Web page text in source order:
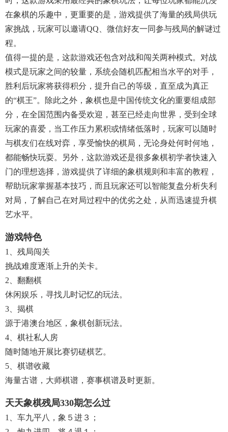
在象棋的乐趣中，更重要的是，游戏提供了海量的残局供玩
家挑战，玩家可以邀请QQ、微信好友一同参与残局的解谜过
程。
值得一提的是，这款游戏还包含对战和闯关两种模式。对战
模式是玩家之间的较量，系统会随机匹配相当水平的对手，
胜利后玩家将获得积分，提升自己的等级，直至成为真正
的“棋王”。除此之外，象棋也是中国传统文化的重要组成部
分，在全国范围内备受欢迎，甚至已经走向世界，受到全球
玩家的喜爱，当工作压力累积或情绪低落时，玩家可以随时
与棋友们在线对弈，享受愉快的棋局，无论身处何时何地，
都能畅快玩耍。另外，这款游戏还是很多象棋初学者快速入
门的理想选择，游戏提供了详细的象棋规则和丰富的教程，
帮助玩家掌握基本技巧，而且玩家还可以智能复盘分析失利
对局，了解自己在对局过程中的优劣之处，从而迅速提升棋
艺水平。
游戏特色
1、残局闯关
挑战难度逐渐上升的关卡。
2、翻翻棋
休闲娱乐，寻找儿时记忆的玩法。
3、揭棋
源于港澳台地区，象棋创新玩法。
4、棋社私人房
随时随地开展比赛切磋棋艺。
5、棋谱收藏
海量古谱，大师棋谱，赛事棋谱及时更新。
天天象棋残局330期怎么过
1、车九平八，象５进３；